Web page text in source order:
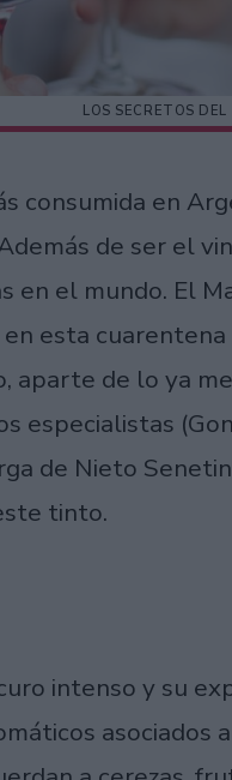
LOS SECRETOS DEL
consumida en
de ser el
en el mundo. El
esta
aparte de lo ya
especialistas
de Nieto
tinto.
intenso y su
asociados